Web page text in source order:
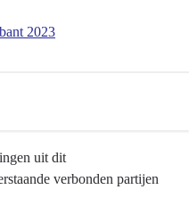
2023
uit dit
verbonden partijen